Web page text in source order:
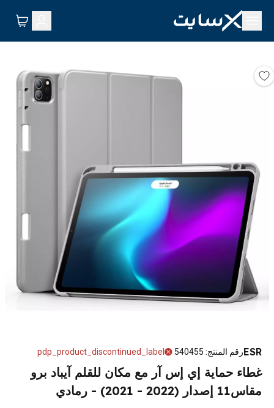
ESRرقم المنتج:
540455
pdp_product_discontinued_label
غطاء حماية إي إس آر مع مكان للقلم آيباد برو
مقاس11 إصدار (2022 - 2021) - رمادي